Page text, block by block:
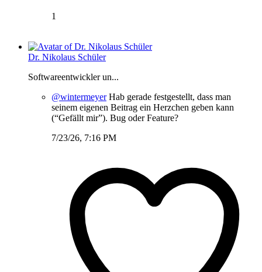
1
Dr. Nikolaus Schüler
Softwareentwickler un...
@wintermeyerHab gerade festgestellt, dass man
seinem eigenen Beitrag ein Herzchen geben kann
(“Gefällt mir”). Bug oder Feature?
7/23/26, 7:16 PM